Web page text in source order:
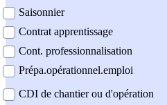
Saisonnier
Contrat apprentissage
Cont. professionnalisation
Prépa.opérationnel.emploi
CDI de chantier ou d'opération